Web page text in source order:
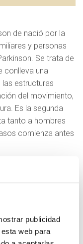
publicidad
web para
de nació por la
y personas
Se trata de
conlleva una
estructuras
del movimiento,
Es la segunda
tanto a hombres
comienza antes
asesoramiento
sus familiares
los
un tratamiento